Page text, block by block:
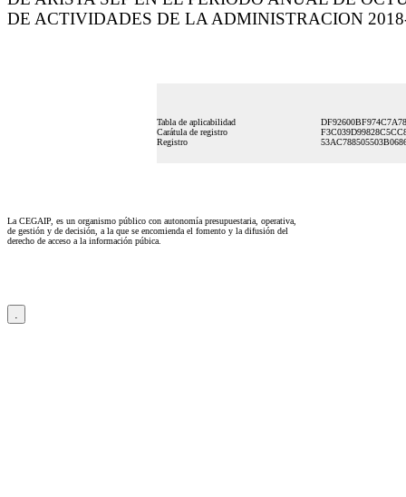
DE ACTIVIDADES DE LA ADMINISTRACION
Tabla de aplicabilidad
Carátula de registro
Registro
La CEGAIP, es un organismo público con autonomía presupuestaria, operativa,
de gestión y de decisión, a la que se encomienda el fomento y la difusión del
derecho de acceso a la información púbica.